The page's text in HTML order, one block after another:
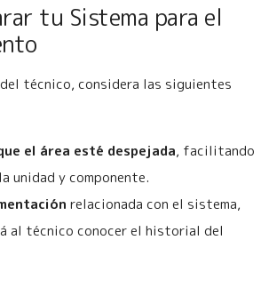
tu Sistema para el
técnico, considera las siguientes
el área esté despejada, facilitando
unidad y componente.
relacionada con el sistema,
al técnico conocer el historial del